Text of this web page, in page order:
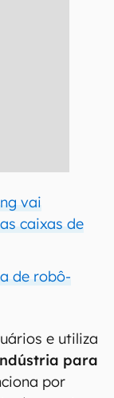
vai
caixas de
de robô-
e utiliza
para
por